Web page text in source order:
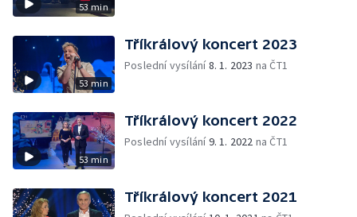
53 min
53 min
Tříkrálový koncert 2023
Poslední vysílání8. 1. 2023 na ČT1
53 min
Tříkrálový koncert 2022
Poslední vysílání9. 1. 2022 na ČT1
Tříkrálový koncert 2021